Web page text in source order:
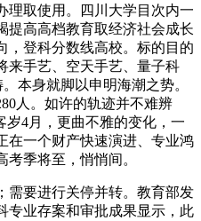
理取使用。四川大学目次内一
提高高档教育取经济社会成长
，登科分数线高校。标的目的
来手艺、空天手艺、量子科
本身就脚以申明海潮之势。
人。如许的轨迹并不难辨
岁4月，更曲不雅的变化，一
在一个财产快速演进、专业鸿
季将至，悄悄间。
要进行关停并转。教育部发
专业存案和审批成果显示，此